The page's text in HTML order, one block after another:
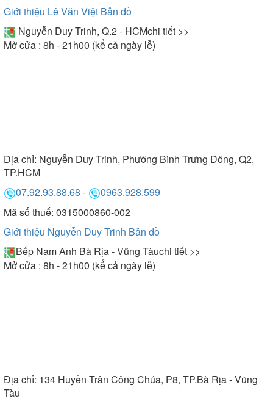
Giới thiệu Lê Văn Việt Bản đồ
Nguyễn Duy Trinh, Q.2 - HCMchi tiết >>
Mở cửa : 8h - 21h00 (kể cả ngày lễ)
Địa chỉ: Nguyễn Duy Trinh, Phường Bình Trưng Đông, Q2,
TP.HCM
07.92.93.88.68 -
0963.928.599
Mã số thuế: 0315000860-002
Giới thiệu Nguyễn Duy Trinh Bản đồ
Bếp Nam Anh Bà Rịa - Vũng Tàuchi tiết >>
Mở cửa : 8h - 21h00 (kể cả ngày lễ)
Địa chỉ: 134 Huyền Trân Công Chúa, P8, TP.Bà Rịa - Vũng
Tàu